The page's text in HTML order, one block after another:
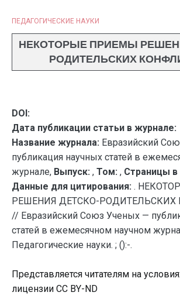
ПЕДАГОГИЧЕСКИЕ НАУКИ
НЕКОТОРЫЕ ПРИЕМЫ
РОДИТЕЛЬСКИХ
DOI:
Дата публикации статьи в журнале:
Название журнала: Евразийский
публикация научных статей в
журнале, Выпуск: , Том: , Страницы в
Данные для цитирования: .
РЕШЕНИЯ ДЕТСКО-РОДИТЕЛЬСКИХ
// Евразийский Союз Ученых —
статей в ежемесячном научном
Педагогические науки. ; ():-.
Представляется читателям на
лицензии CC BY-ND